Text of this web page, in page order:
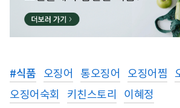
#식품 오징어 통오징어 오징어찜
오징어숙회
키친스토리 이혜정